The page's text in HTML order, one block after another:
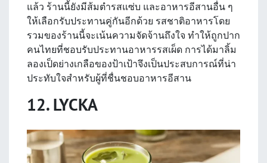
แล้ว ร้านนี้ยังมีส้มตำรสแซ่บ และอาหารอีสานอื่น ๆ
ให้เลือกรับประทานคู่กันอีกด้วย รสชาติอาหารโดย
รวมของร้านนี้จะเน้นความจัดจ้านถึงใจ ทำให้ถูกปาก
คนไทยที่ชอบรับประทานอาหารรสเผ็ด การได้มาลิ้ม
ลองเป็ดย่างเกลือของป้าเป้าจึงเป็นประสบการณ์ที่น่า
ประทับใจสำหรับผู้ที่ชื่นชอบอาหารอีสาน
12. LYCKA